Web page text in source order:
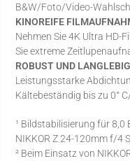
B&W/Foto/Video-
KINOREIFE
Nehmen Sie 4K Ultra
Sie extreme
ROBUST UND LANGLEBIG
Leistungsstarke
Kältebeständig bis zu 0°
¹ Bildstabilisierung für 8,0
NIKKOR Z 24-120mm f/4
² Beim Einsatz von